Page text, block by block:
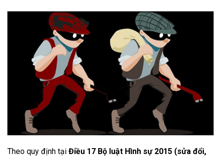
Theo quy định tại Điều 17 Bộ luật Hình sự 2015 (sửa đổi,